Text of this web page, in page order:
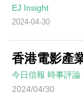
EJ Insight
2024-04-30
香港電影產
今日信報 時事評論
2024/04/30